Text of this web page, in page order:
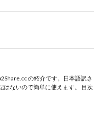
の紹介です。日本語訳さ
はないので簡単に使えます。 目次